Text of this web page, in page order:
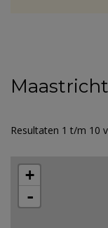
Maastricht
Resultaten 1 t/m 10
+
-